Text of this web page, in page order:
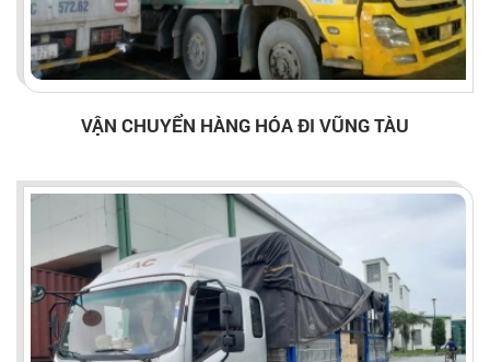
VẬN CHUYỂN HÀNG HÓA ĐI VŨNG TÀU